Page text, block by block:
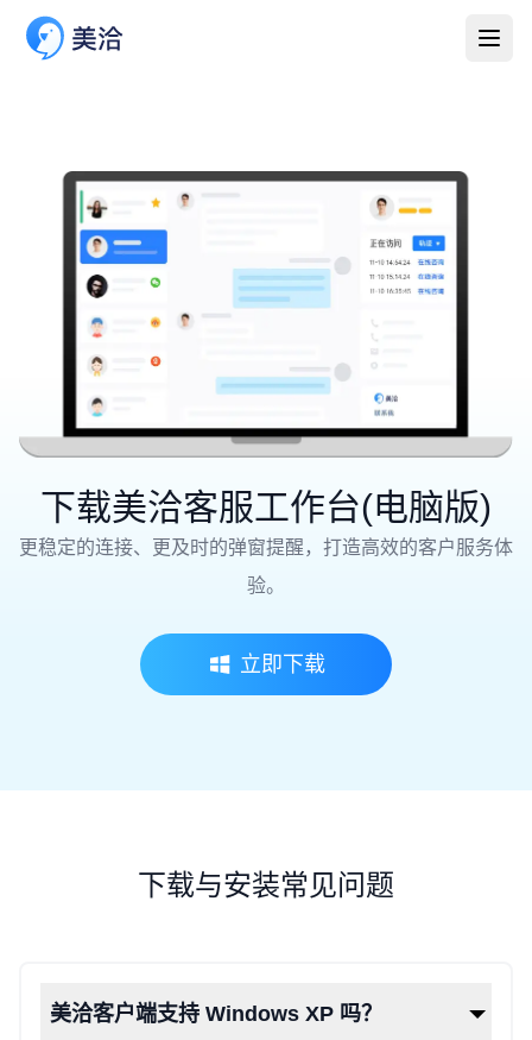
下载美洽客服工作台(电脑版)
更稳定的连接、更及时的弹窗提醒，打造高效的客户服务体
验。
立即下载
下载与安装常见问题
美洽客户端支持 Windows XP 吗？